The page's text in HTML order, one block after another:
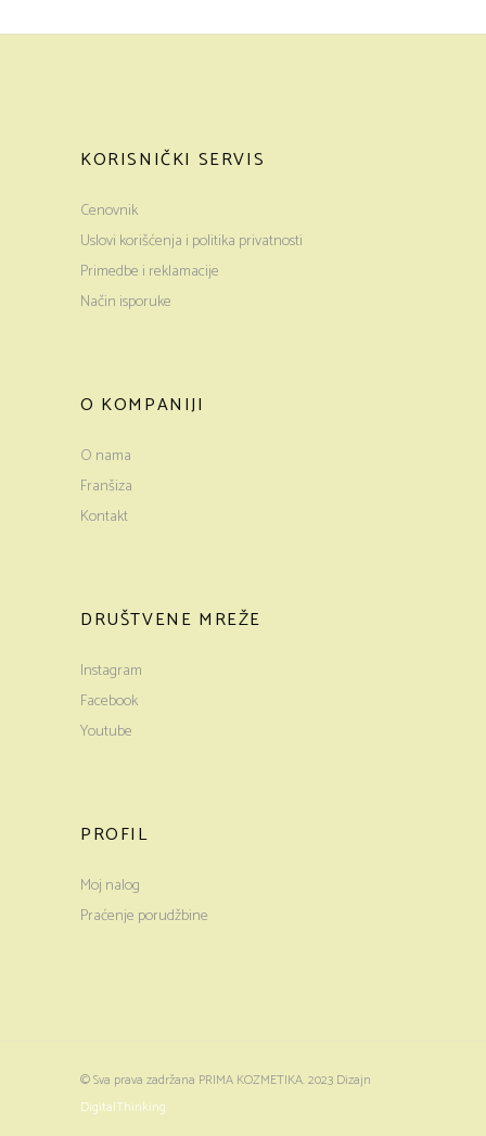
KORISNIČKI SERVIS
Cenovnik
Uslovi korišćenja i politika privatnosti
Primedbe i reklamacije
Način isporuke
O KOMPANIJI
O nama
Franšiza
Kontakt
DRUŠTVENE MREŽE
Instagram
Facebook
Youtube
PROFIL
Moj nalog
Praćenje porudžbine
© Sva prava zadržana PRIMA KOZMETIKA. 2023 Dizajn
DigitalThinking